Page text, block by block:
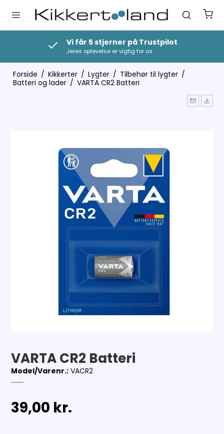
Vi får 5 stjerner på Trustpilot
Jeres oplevelse er vigtig for os
Forside / Kikkerter / Lygter / Tilbehør til lygter /
Batteri og lader / VARTA CR2 Batteri
VARTA CR2 Batteri
Model/Varenr.: VACR2
39,00 kr.